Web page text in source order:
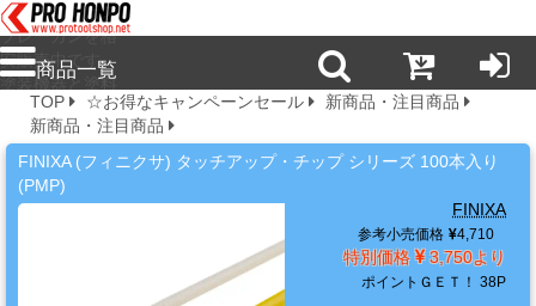
新
商
品・
プロ本舗ではス
プレーガンを格
安販売中です。
塗装機器と塗料
の販売は京都の
プロホンポで！
商品一覧
TOP ☆お得なキャンペーンセール
新商品・注目商品
新商品・注目商品
FINIXA (フィニクサ) タッチアップ・チップ シリーズ 100本入り
(PMP)
FINIXA
参考小売価格 4,710
特別価格 3,750より
ポイントＧＥＴ！ 38P